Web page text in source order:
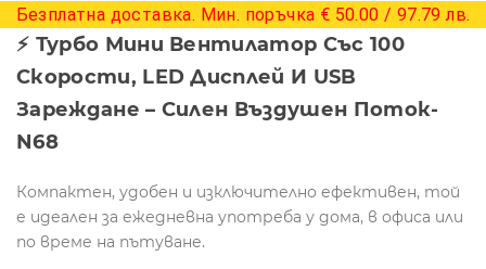
Безплатна доставка. Мин. поръчка € 50.00 / 97.79 лв.
⚡ Турбо Мини Вентилатор Със 100
Скорости, LED Дисплей И USB
Зареждане – Силен Въздушен Поток-
N68
Компактен, удобен и изключително ефективен, той
е идеален за ежедневна употреба у дома, в офиса или
по време на пътуване.